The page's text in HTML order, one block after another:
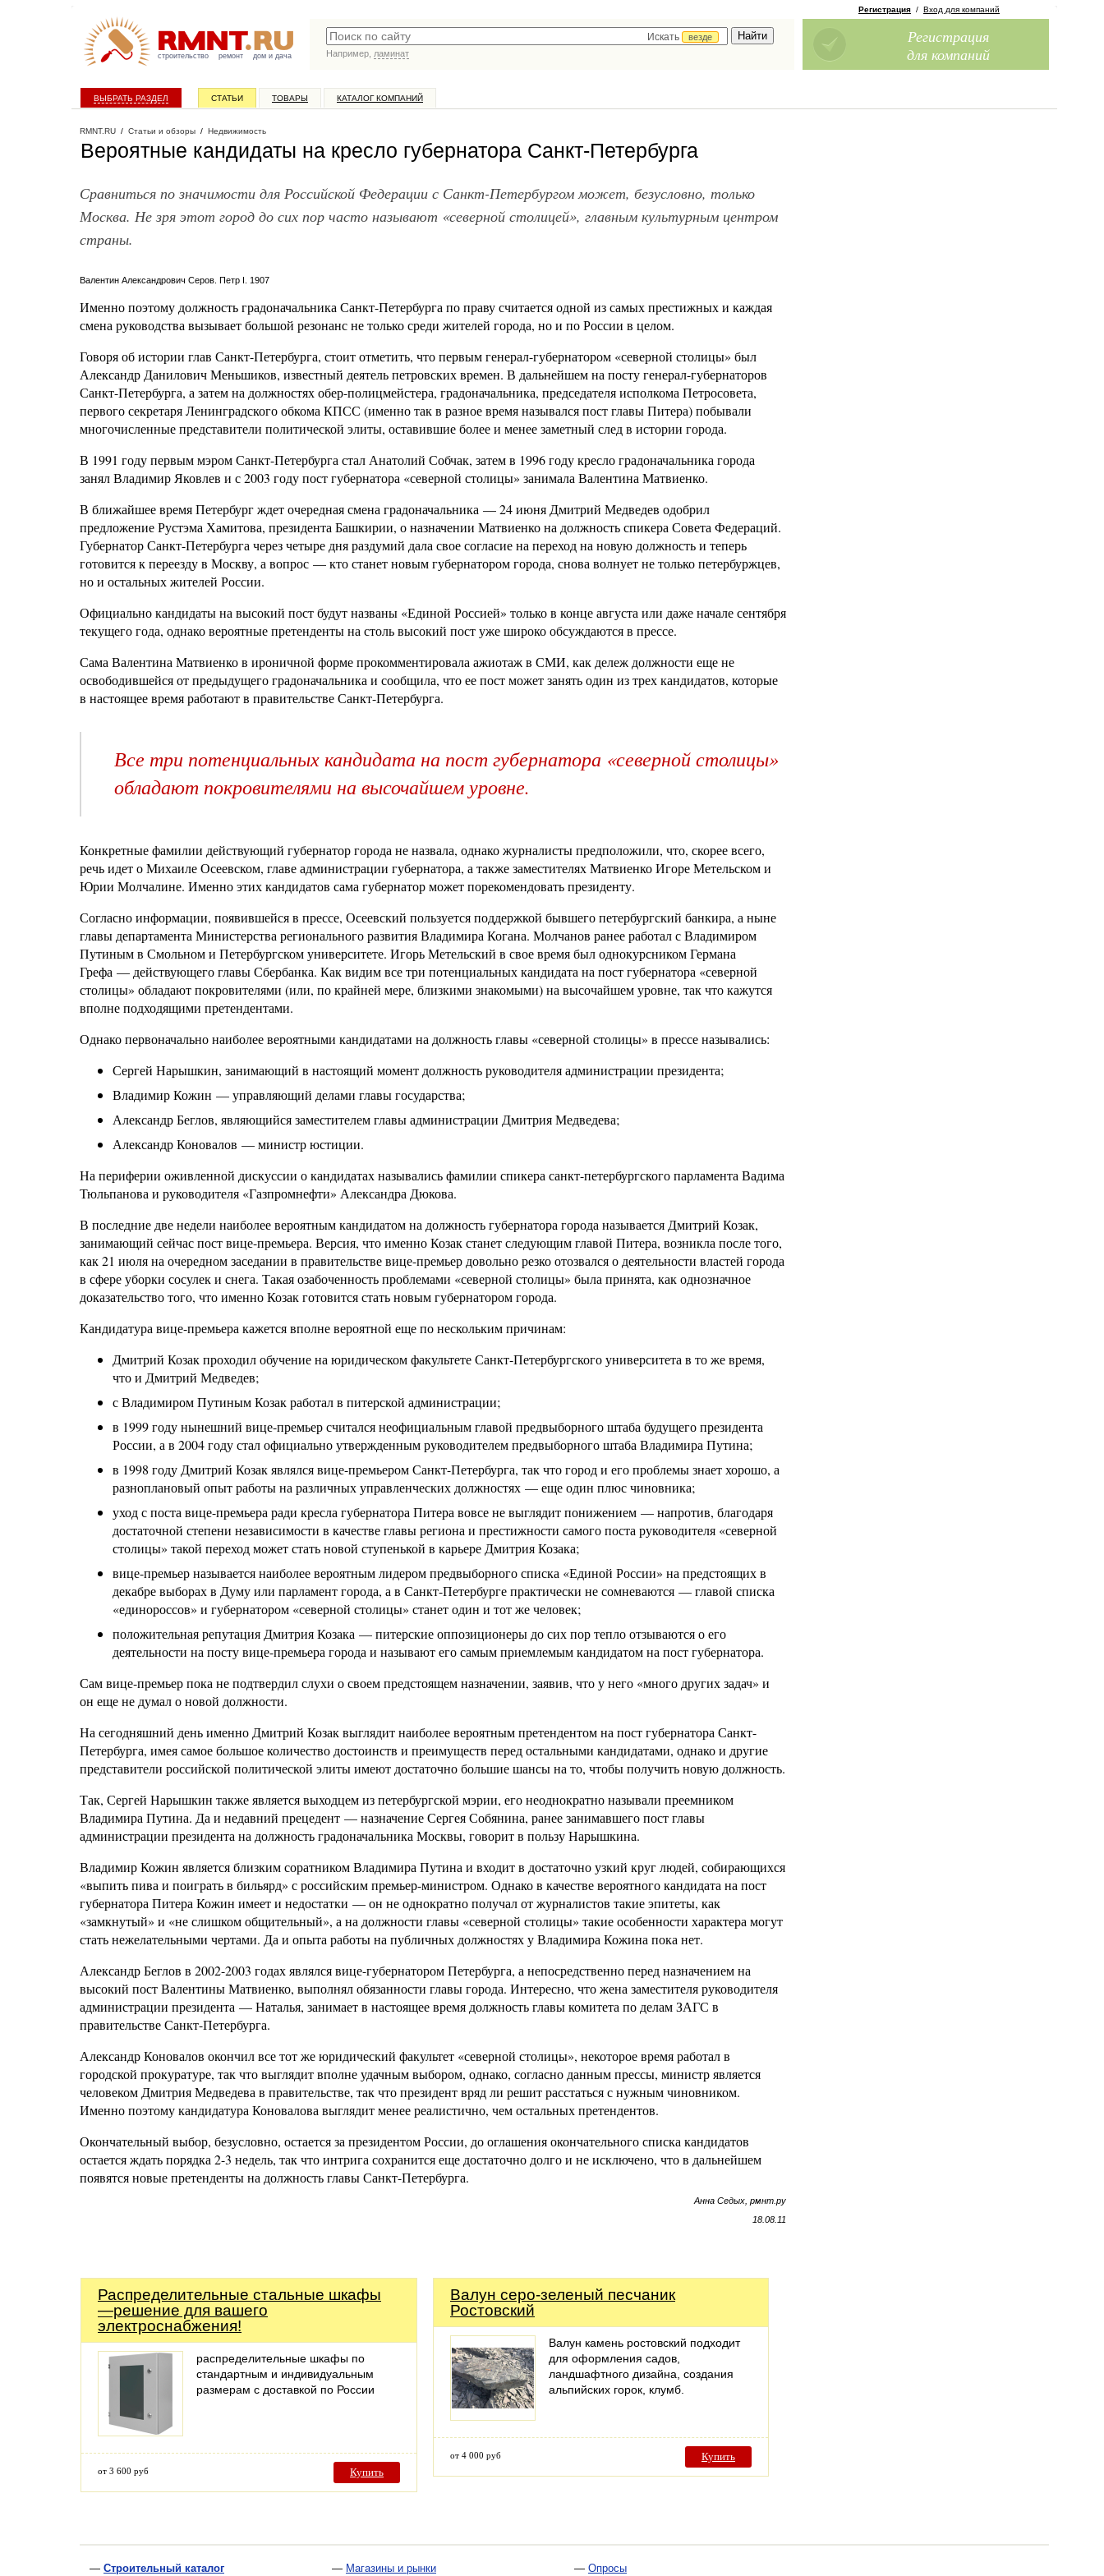
строительство ремонт дом и дача
Искать
везде
Например, ламинат
Регистрация / Вход для компаний
Регистрация
для компаний
ВЫБРАТЬ РАЗДЕЛ СТАТЬИ ТОВАРЫ КАТАЛОГ КОМПАНИЙ
RMNT.RU / Статьи и обзоры / Недвижимость
Вероятные кандидаты на кресло губернатора Санкт-Петербурга
Сравниться по значимости для Российской Федерации с Санкт-Петербургом может, безусловно, только
Москва. Не зря этот город до сих пор часто называют «северной столицей», главным культурным центром
страны.
Валентин Александрович Серов. Петр I. 1907
Именно поэтому должность градоначальника Санкт-Петербурга по праву считается одной из самых престижных и каждая
смена руководства вызывает большой резонанс не только среди жителей города, но и по России в целом.
Говоря об истории глав Санкт-Петербурга, стоит отметить, что первым генерал-губернатором «северной столицы» был
Александр Данилович Меньшиков, известный деятель петровских времен. В дальнейшем на посту генерал-губернаторов
Санкт-Петербурга, а затем на должностях обер-полицмейстера, градоначальника, председателя исполкома Петросовета,
первого секретаря Ленинградского обкома КПСС (именно так в разное время назывался пост главы Питера) побывали
многочисленные представители политической элиты, оставившие более и менее заметный след в истории города.
В 1991 году первым мэром Санкт-Петербурга стал Анатолий Собчак, затем в 1996 году кресло градоначальника города
занял Владимир Яковлев и с 2003 году пост губернатора «северной столицы» занимала Валентина Матвиенко.
В ближайшее время Петербург ждет очередная смена градоначальника — 24 июня Дмитрий Медведев одобрил
предложение Рустэма Хамитова, президента Башкирии, о назначении Матвиенко на должность спикера Совета Федераций.
Губернатор Санкт-Петербурга через четыре дня раздумий дала свое согласие на переход на новую должность и теперь
готовится к переезду в Москву, а вопрос — кто станет новым губернатором города, снова волнует не только петербуржцев,
но и остальных жителей России.
Официально кандидаты на высокий пост будут названы «Единой Россией» только в конце августа или даже начале сентября
текущего года, однако вероятные претенденты на столь высокий пост уже широко обсуждаются в прессе.
Сама Валентина Матвиенко в ироничной форме прокомментировала ажиотаж в СМИ, как дележ должности еще не
освободившейся от предыдущего градоначальника и сообщила, что ее пост может занять один из трех кандидатов, которые
в настоящее время работают в правительстве Санкт-Петербурга.
Все три потенциальных кандидата на пост губернатора «северной столицы»
обладают покровителями на высочайшем уровне.
Конкретные фамилии действующий губернатор города не назвала, однако журналисты предположили, что, скорее всего,
речь идет о Михаиле Осеевском, главе администрации губернатора, а также заместителях Матвиенко Игоре Метельском и
Юрии Молчалине. Именно этих кандидатов сама губернатор может порекомендовать президенту.
Согласно информации, появившейся в прессе, Осеевский пользуется поддержкой бывшего петербургский банкира, а ныне
главы департамента Министерства регионального развития Владимира Когана. Молчанов ранее работал с Владимиром
Путиным в Смольном и Петербургском университете. Игорь Метельский в свое время был однокурсником Германа
Грефа — действующего главы Сбербанка. Как видим все три потенциальных кандидата на пост губернатора «северной
столицы» обладают покровителями (или, по крайней мере, близкими знакомыми) на высочайшем уровне, так что кажутся
вполне подходящими претендентами.
Однако первоначально наиболее вероятными кандидатами на должность главы «северной столицы» в прессе назывались:
Сергей Нарышкин, занимающий в настоящий момент должность руководителя администрации президента;
Владимир Кожин — управляющий делами главы государства;
Александр Беглов, являющийся заместителем главы администрации Дмитрия Медведева;
Александр Коновалов — министр юстиции.
На периферии оживленной дискуссии о кандидатах назывались фамилии спикера санкт-петербургского парламента Вадима
Тюльпанова и руководителя «Газпромнефти» Александра Дюкова.
В последние две недели наиболее вероятным кандидатом на должность губернатора города называется Дмитрий Козак,
занимающий сейчас пост вице-премьера. Версия, что именно Козак станет следующим главой Питера, возникла после того,
как 21 июля на очередном заседании в правительстве вице-премьер довольно резко отозвался о деятельности властей города
в сфере уборки сосулек и снега. Такая озабоченность проблемами «северной столицы» была принята, как однозначное
доказательство того, что именно Козак готовится стать новым губернатором города.
Кандидатура вице-премьера кажется вполне вероятной еще по нескольким причинам:
Дмитрий Козак проходил обучение на юридическом факультете Санкт-Петербургского университета в то же время,
что и Дмитрий Медведев;
с Владимиром Путиным Козак работал в питерской администрации;
в 1999 году нынешний вице-премьер считался неофициальным главой предвыборного штаба будущего президента
России, а в 2004 году стал официально утвержденным руководителем предвыборного штаба Владимира Путина;
в 1998 году Дмитрий Козак являлся вице-премьером Санкт-Петербурга, так что город и его проблемы знает хорошо, а
разноплановый опыт работы на различных управленческих должностях — еще один плюс чиновника;
уход с поста вице-премьера ради кресла губернатора Питера вовсе не выглядит понижением — напротив, благодаря
достаточной степени независимости в качестве главы региона и престижности самого поста руководителя «северной
столицы» такой переход может стать новой ступенькой в карьере Дмитрия Козака;
вице-премьер называется наиболее вероятным лидером предвыборного списка «Единой России» на предстоящих в
декабре выборах в Думу или парламент города, а в Санкт-Петербурге практически не сомневаются — главой списка
«единороссов» и губернатором «северной столицы» станет один и тот же человек;
положительная репутация Дмитрия Козака — питерские оппозиционеры до сих пор тепло отзываются о его
деятельности на посту вице-премьера города и называют его самым приемлемым кандидатом на пост губернатора.
Сам вице-премьер пока не подтвердил слухи о своем предстоящем назначении, заявив, что у него «много других задач» и
он еще не думал о новой должности.
На сегодняшний день именно Дмитрий Козак выглядит наиболее вероятным претендентом на пост губернатора Санкт-
Петербурга, имея самое большое количество достоинств и преимуществ перед остальными кандидатами, однако и другие
представители российской политической элиты имеют достаточно большие шансы на то, чтобы получить новую должность.
Так, Сергей Нарышкин также является выходцем из петербургской мэрии, его неоднократно называли преемником
Владимира Путина. Да и недавний прецедент — назначение Сергея Собянина, ранее занимавшего пост главы
администрации президента на должность градоначальника Москвы, говорит в пользу Нарышкина.
Владимир Кожин является близким соратником Владимира Путина и входит в достаточно узкий круг людей, собирающихся
«выпить пива и поиграть в бильярд» с российским премьер-министром. Однако в качестве вероятного кандидата на пост
губернатора Питера Кожин имеет и недостатки — он не однократно получал от журналистов такие эпитеты, как
«замкнутый» и «не слишком общительный», а на должности главы «северной столицы» такие особенности характера могут
стать нежелательными чертами. Да и опыта работы на публичных должностях у Владимира Кожина пока нет.
Александр Беглов в 2002-2003 годах являлся вице-губернатором Петербурга, а непосредственно перед назначением на
высокий пост Валентины Матвиенко, выполнял обязанности главы города. Интересно, что жена заместителя руководителя
администрации президента — Наталья, занимает в настоящее время должность главы комитета по делам ЗАГС в
правительстве Санкт-Петербурга.
Александр Коновалов окончил все тот же юридический факультет «северной столицы», некоторое время работал в
городской прокуратуре, так что выглядит вполне удачным выбором, однако, согласно данным прессы, министр является
человеком Дмитрия Медведева в правительстве, так что президент вряд ли решит расстаться с нужным чиновником.
Именно поэтому кандидатура Коновалова выглядит менее реалистично, чем остальных претендентов.
Окончательный выбор, безусловно, остается за президентом России, до оглашения окончательного списка кандидатов
остается ждать порядка 2-3 недель, так что интрига сохранится еще достаточно долго и не исключено, что в дальнейшем
появятся новые претенденты на должность главы Санкт-Петербурга.
Анна Седых, рмнт.ру
18.08.11
Распределительные стальные шкафы
—решение для вашего
электроснабжения!
распределительные шкафы по
стандартным и индивидуальным
размерам с доставкой по России
от 3 600 руб Купить
Валун серо-зеленый песчаник
Ростовский
Валун камень ростовский подходит
для оформления садов,
ландшафтного дизайна, создания
альпийских горок, клумб.
от 4 000 руб Купить
— Строительный каталог
— Магазины и рынки
— Опросы